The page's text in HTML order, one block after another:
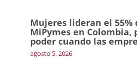
Mujeres lideran el 55%
MiPymes en Colombia,
poder cuando las
agosto 5, 2026